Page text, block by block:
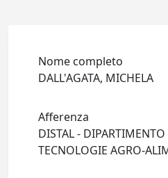
Nome completo
DALL'AGATA, MICHELA
Afferenza
DISTAL - DIPARTIMENTO
TECNOLOGIE AGRO-